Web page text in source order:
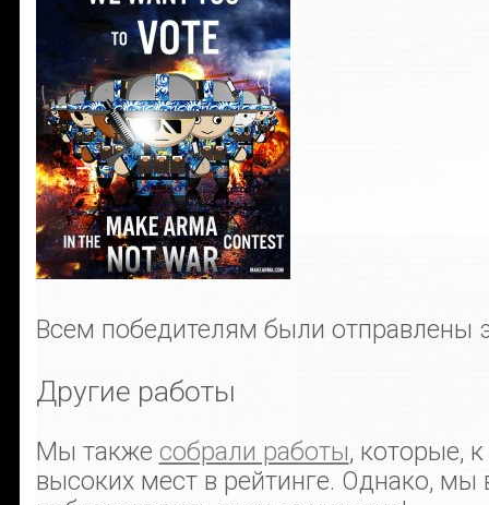
Всем победителям были отправлены
Другие работы
Мы также собрали работы, которые,
высоких мест в рейтинге. Однако, мы